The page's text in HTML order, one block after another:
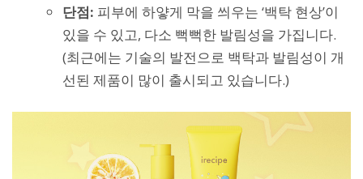
단점: 피부에 하얗게 막을 씌우는 ‘백탁 현상’이
있을 수 있고, 다소 뻑뻑한 발림성을 가집니다.
(최근에는 기술의 발전으로 백탁과 발림성이 개
선된 제품이 많이 출시되고 있습니다.)